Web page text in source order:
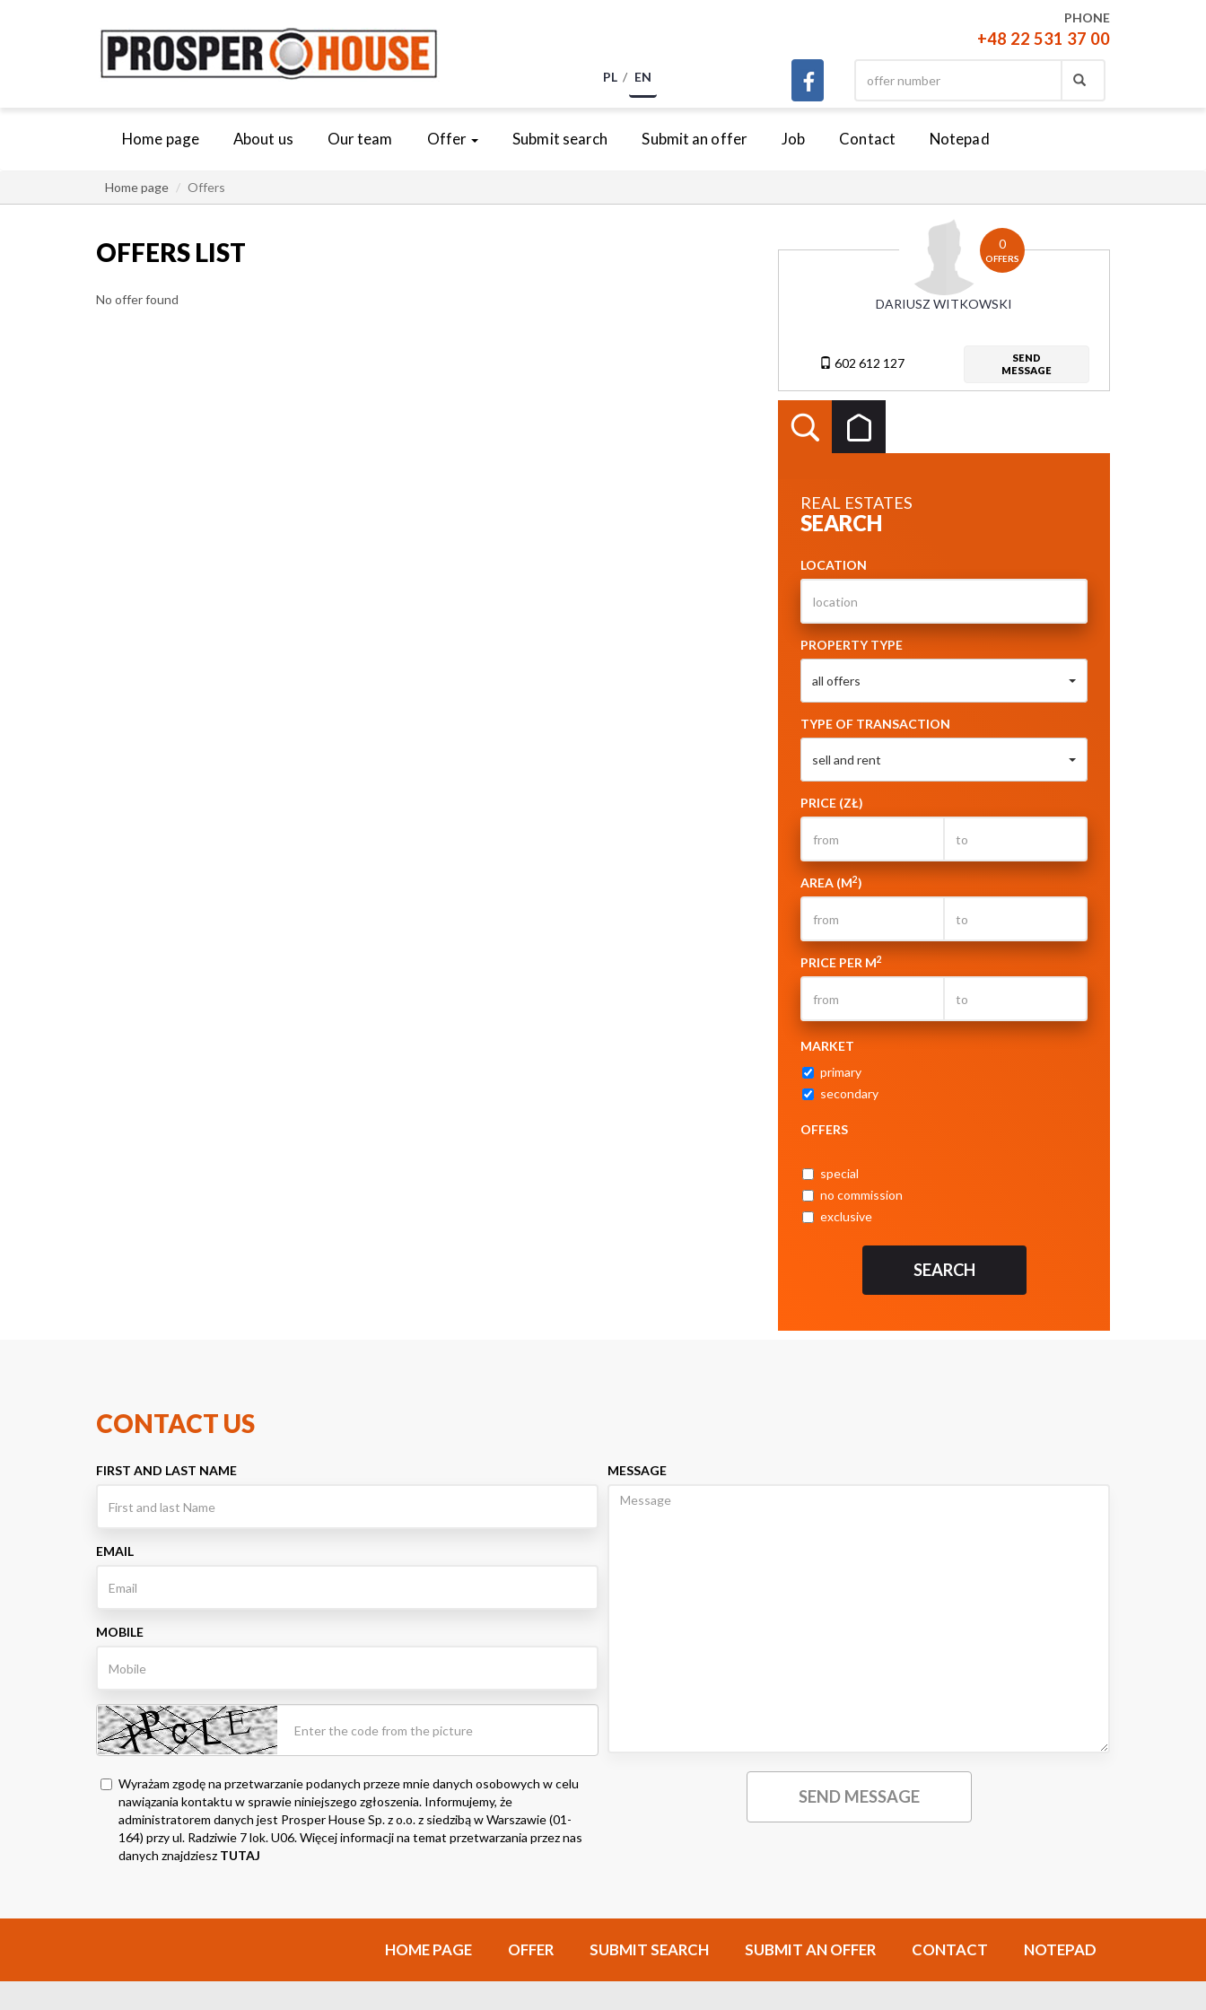
PHONE
+48 22 531 37 00
PL EN
Home page About us Our team Offer Submit search Submit an offer Job Contact Notepad
Home page Offers
0
OFFERS
DARIUSZ WITKOWSKI
602 612 127
SEND
MESSAGE
REAL ESTATES
SEARCH
LOCATION
PROPERTY TYPE
all offers
TYPE OF TRANSACTION
sell and rent
PRICE (ZŁ)
AREA (M2)
PRICE PER M2
MARKET
primary
secondary
OFFERS
special
no commission
exclusive
OFFERS LIST
No offer found
CONTACT US
FIRST AND LAST NAME
EMAIL
MOBILE
Wyrażam zgodę na przetwarzanie podanych przeze mnie danych osobowych w celu
nawiązania kontaktu w sprawie niniejszego zgłoszenia. Informujemy, że
administratorem danych jest Prosper House Sp. z o.o. z siedzibą w Warszawie (01-
164) przy ul. Radziwie 7 lok. U06. Więcej informacji na temat przetwarzania przez nas
danych znajdziesz TUTAJ
MESSAGE
HOME PAGE OFFER SUBMIT SEARCH SUBMIT AN OFFER CONTACT NOTEPAD